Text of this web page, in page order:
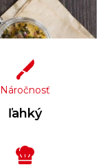
Náročnosť
ľahký